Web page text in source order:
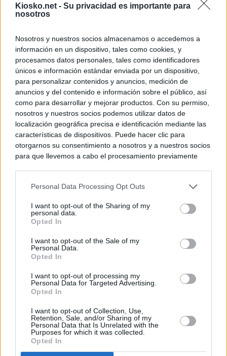
Kiosko.net - Su privacidad es importante para
nosotros
Nosotros y nuestros socios almacenamos o accedemos a
información en un dispositivo, tales como cookies, y
procesamos datos personales, tales como identificadores
únicos e información estándar enviada por un dispositivo,
para personalizar contenidos y anuncios, medición de
anuncios y del contenido e información sobre el público, así
como para desarrollar y mejorar productos. Con su permiso,
nosotros y nuestros socios podemos utilizar datos de
localización geográfica precisa e identificación mediante las
características de dispositivos. Puede hacer clic para
otorgarnos su consentimiento a nosotros y a nuestros socios
para que llevemos a cabo el procesamiento previamente
negar su consentimiento. Tenga en cuenta que algún
de su consentimiento, pero usted tiene el derecho de
rechazar tal procesamiento. Sus preferencias se aplicarán
cualquier momento entrando de nuevo en este sitio web o
visitando nuestra política de privacidad.
Personal Data Processing Opt Outs
I want to opt-out of the Sharing of my
personal data.
Opted In
I want to opt-out of the Sale of my
Personal Data.
Opted In
I want to opt-out of processing my
Personal Data for Targeted Advertising.
Opted In
I want to opt-out of Collection, Use,
Retention, Sale, and/or Sharing of my
Personal Data that Is Unrelated with the
Purposes for which it was collected.
Opted In